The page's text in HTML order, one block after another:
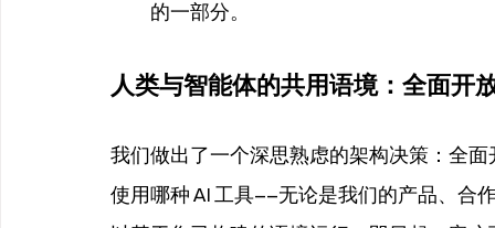
的一部分。
人类与智能体的共用语境：全面开
我们做出了一个深思熟虑的架构决策：全
使用哪种 AI 工具——无论是我们的产品、合